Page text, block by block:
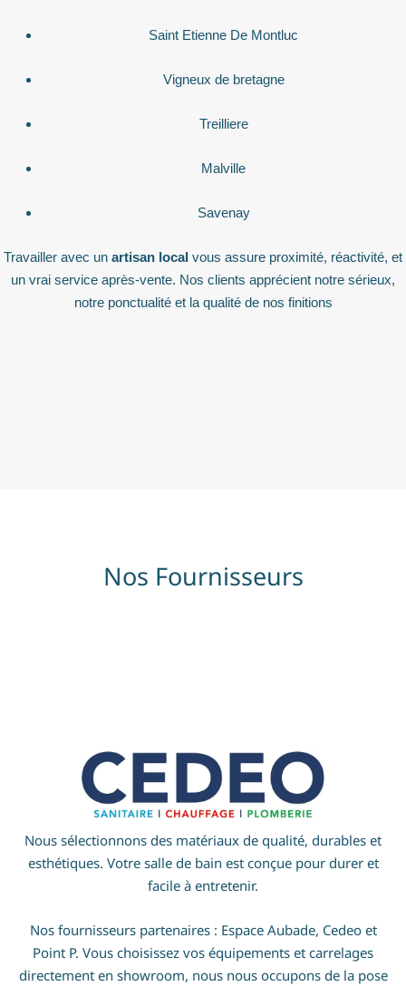
Saint Etienne De Montluc
Vigneux de bretagne
Treilliere
Malville
Savenay
Travailler avec un artisan local vous assure proximité, réactivité, et
un vrai service après-vente. Nos clients apprécient notre sérieux,
notre ponctualité et la qualité de nos finitions
Nos Fournisseurs
Nous sélectionnons des matériaux de qualité, durables et
esthétiques. Votre salle de bain est conçue pour durer et
facile à entretenir.
Nos fournisseurs partenaires : Espace Aubade, Cedeo et
Point P. Vous choisissez vos équipements et carrelages
directement en showroom, nous nous occupons de la pose